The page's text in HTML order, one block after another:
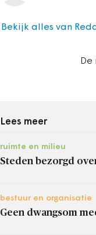
Bekijk alles van
Lees meer
ruimte en milieu
Steden bezorgd
bestuur en organisatie
Geen dwangsom